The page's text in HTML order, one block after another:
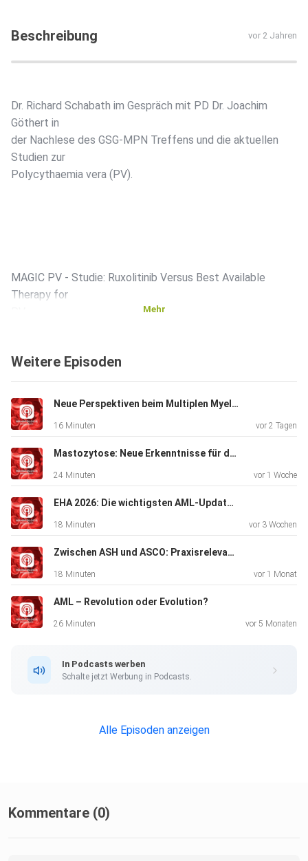
Beschreibung vor 2 Jahren
Dr. Richard Schabath im Gespräch mit PD Dr. Joachim
Göthert in
der Nachlese des GSG-MPN Treffens und die aktuellen
Studien zur
Polycythaemia vera (PV).
MAGIC PV - Studie: Ruxolitinib Versus Best Available
Therapy for
for polycythaemia vera (PROUD-PV and CONTINUATION-
MPN Mischbilder
führender
Thrombozytose
Prä-fibrotische Myelofibrose als "Problementität" - keine
Datenlage
erwägen!
Mehr
Weitere Episoden
Neue Perspektiven beim Multiplen Myelom
16 Minuten vor 2 Tagen
Mastozytose: Neue Erkenntnisse für die Praxis
24 Minuten vor 1 Woche
EHA 2026: Die wichtigsten AML-Updates mit Prof. Dr. Lars Bullinger
18 Minuten vor 3 Wochen
Zwischen ASH und ASCO: Praxisrelevante Updates aus Lymphom, AML und Myelofibrose
18 Minuten vor 1 Monat
AML – Revolution oder Evolution?
26 Minuten vor 5 Monaten
In Podcasts werben
Schalte jetzt Werbung in Podcasts.
Alle Episoden anzeigen
Kommentare (0)